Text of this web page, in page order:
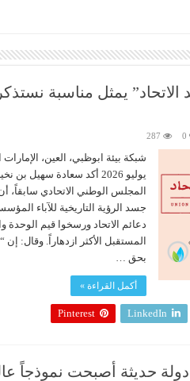
يمثل مناسبة
0
287
يوليو 2026 أكد سعادة سهيل
المجلس الوطني الاتحادي سابقاً،
جسد الرؤية التاريخية للآباء
دعائم الاتحاد ورسخوا قيم الوحدة
المستقبل الأكثر ازدهاراً. وقال: إن
بحق …
أكمل القراءة »
LinkedIn
Pinterest
حديثة أصبحت نموذجاً